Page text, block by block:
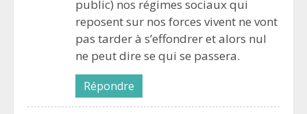
public) nos régimes sociaux qui
reposent sur nos forces vivent ne vont
pas tarder à s’effondrer et alors nul
ne peut dire se qui se passera.
Répondre